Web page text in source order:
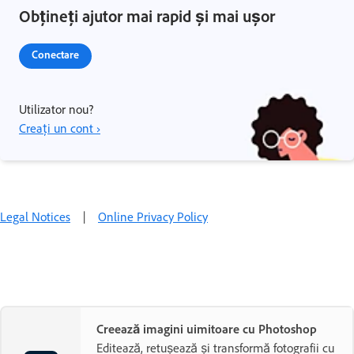
Obțineți ajutor mai rapid și mai ușor
Conectare
Utilizator nou?
Creați un cont ›
Legal Notices | Online Privacy Policy
Creează imagini uimitoare cu Photoshop
Editează, retușează și transformă fotografii cu